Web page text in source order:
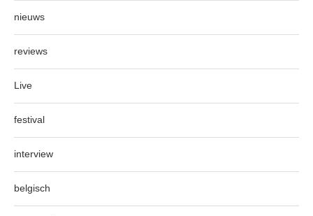
nieuws
reviews
Live
festival
interview
belgisch